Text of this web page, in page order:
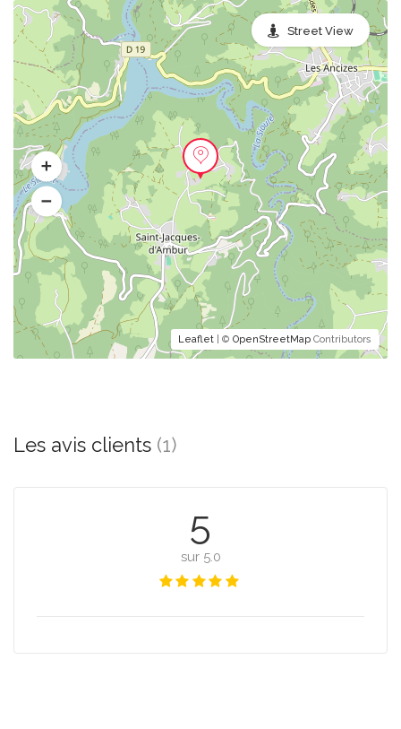
Leaflet | © OpenStreetMap Contributors
Street View
Les avis clients (1)
5
sur 5.0